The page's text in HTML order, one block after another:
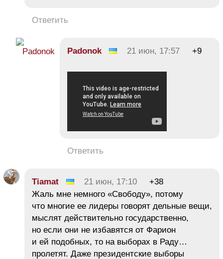
Ответить
Padonok 21 июн, 17:57 +9
Ответить
Tiamat 21 июн, 17:10
+38
Жаль мне немного «Свободу», потому
что многие ее лидеры говорят дельные вещи,
мыслят действительно государственно,
но если они не избавятся от Фарион
и ей подобных, то на выборах в Раду…
пролетят. Даже президентские выборы